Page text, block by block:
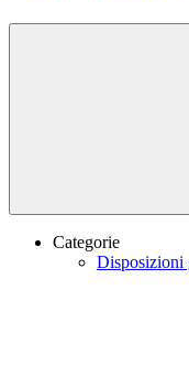
Categorie
Disposizioni